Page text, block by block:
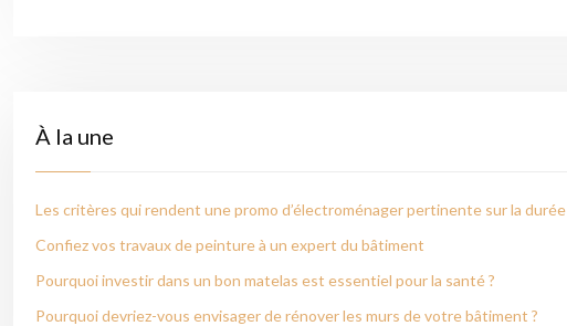
À la une
Les critères qui rendent une promo d’électroménager pertinente sur la durée
Confiez vos travaux de peinture à un expert du bâtiment
Pourquoi investir dans un bon matelas est essentiel pour la santé ?
Pourquoi devriez-vous envisager de rénover les murs de votre bâtiment ?